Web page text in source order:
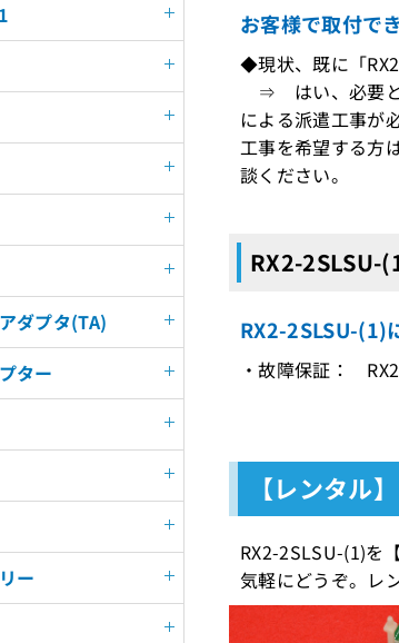
お客様で取付で
◆現状、既に「
⇒ はい、必要と
による派遣工事が
工事を希望する方
談ください。
RX2-2SLSU-
RX2-2SLSU-(1)
・故障保証：
【レンタル
RX2-2SLSU-(1)
気軽にどうぞ。レ
ダプタ(TA)
ター
ー